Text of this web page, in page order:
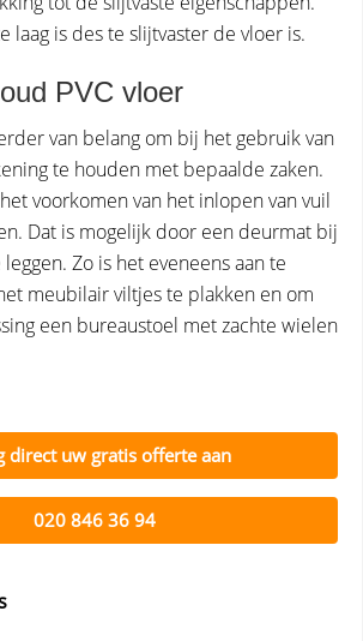
laag is des te slijtvaster de vloer is.
PVC vloer
van belang om bij het gebruik van
te houden met bepaalde zaken.
voorkomen van het inlopen van vuil
Dat is mogelijk door een deurmat bij
Zo is het eveneens aan te
meubilair viltjes te plakken en om
een bureaustoel met zachte wielen
direct uw gratis offerte aan
020 846 36 94